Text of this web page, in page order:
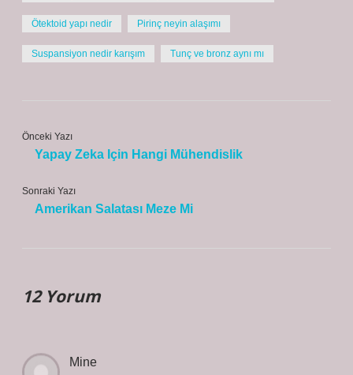
Ötektoid yapı nedir Pirinç neyin alaşımı
Suspansiyon nedir karışım Tunç ve bronz aynı mı
Önceki Yazı
Yapay Zeka Için Hangi Mühendislik
Sonraki Yazı
Amerikan Salatası Meze Mi
12 Yorum
Mine